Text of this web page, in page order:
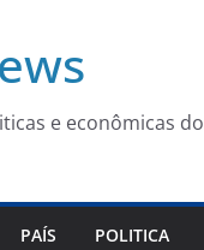
e econômicas do
PAÍS POLITICA